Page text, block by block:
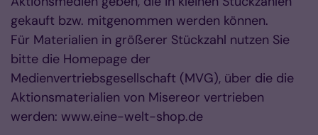
gekauft bzw. mitgenommen werden können.
Für Materialien in größerer Stückzahl nutzen Sie
bitte die Homepage der
Medienvertriebsgesellschaft (MVG), über die die
Aktionsmaterialien von Misereor vertrieben
werden: www.eine-welt-shop.de